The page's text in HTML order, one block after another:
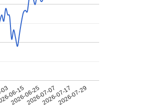
06-15
2026-06-252026-07-072026-07-172026-07-29